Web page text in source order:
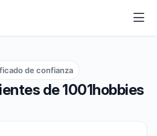
de 1001hobbies
de confianza